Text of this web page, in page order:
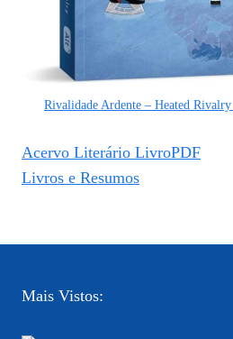
Rivalidade Ardente – Heated
Acervo Literário LivroPDF
Livros e Resumos
Mais Vistos: